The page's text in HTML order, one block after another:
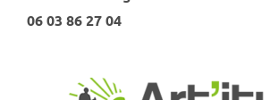
06 03 86 27 04